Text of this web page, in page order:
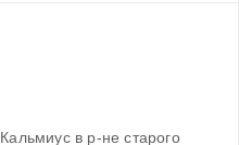
в р-не старого